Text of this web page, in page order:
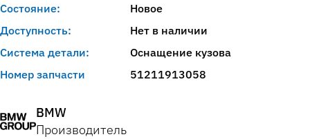
Состояние:
Новое
Доступность:
Нет в наличии
Система детали:
Оснащение кузова
Номер запчасти
51211913058
BMW
Производитель